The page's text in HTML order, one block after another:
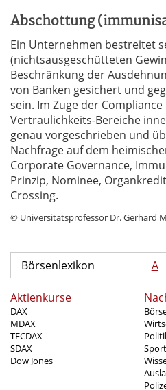
Abschottung
Ein Unternehmen bestreitet
(nichtsausgeschütteten
Beschränkung der
von Banken gesichert und
sein. Im Zuge der
Vertraulichkeits-Bereiche
genau vorgeschrieben und
Nachfrage auf dem
Corporate Governance,
Prinzip, Nominee,
Crossing.
© Universitätsprofessor Dr. Gerhard
Börsenlexikon A
Aktienkurse
DAX
MDAX
TECDAX
SDAX
Dow Jones
Sport